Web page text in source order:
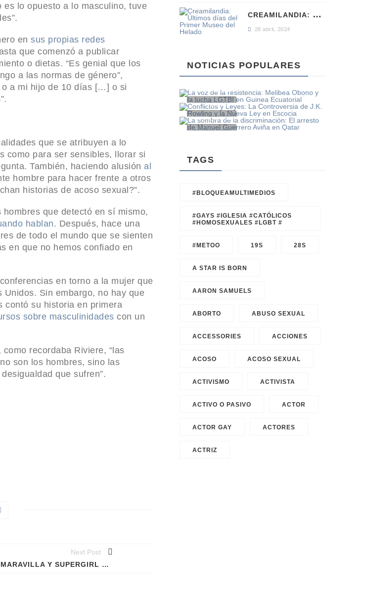
lo opuesto a lo masculino, tuve
en sus propias redes
que comenzó a publicar
o dietas. “Es genial que los
a las normas de género”,
o a mi hijo de 10 días […] o si
que se atribuyen a lo
como para ser sensibles, llorar si
También, haciendo alusión al
hombre para hacer frente a otros
historias de acoso sexual?”.
que detectó en sí mismo,
hablan. Después, hace una
de todo el mundo que se sienten
en que no hemos confiado en
en torno a la mujer que
Sin embargo, no hay que
contó su historia en primera
sobre masculinidades con un
recordaba Riviere, “las
son los hombres, sino las
que sufren”.
Next Post
LA MUJER MARAVILLA Y SUPERGIRL SE HAN COMPROMETIDO EN EL CÓMIC-CON
C
REAMILANDIA: ÚLTIMOS DÍAS DEL PRIMER MUSEO DEL HELADO
28 abril, 2024
NOTICIAS POPULARES
ACTUALIDAD
LA VOZ DE LA
LGTBI EN GUINEA
6 mayo, 2024
ACTUALIDAD
CONTROVERSIA DE J.K.
ROWLING Y LA NUEVA
3 mayo, 2024
ACTUALIDAD
LA SOMBRA DE LA
DISCRIMINACIÓN: EL
GUERRERO AVIÑA EN
QATAR
3 mayo, 2024
TAGS
#BLOQUEAMULTIMEDIOS
#GAYS #IGLESIA #CATÓLICOS
#HOMOSEXUALES #LGBT #
#METOO 19S 28S
A STAR IS BORN
AARON SAMUELS
ABORTO ABUSO SEXUAL
ACCESSORIES ACCIONES
ACOSO ACOSO SEXUAL
ACTIVISMO ACTIVISTA
ACTIVO O PASIVO ACTOR
ACTOR GAY ACTORES
ACTRIZ